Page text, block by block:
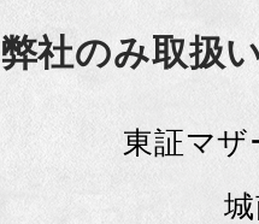
弊社のみ取扱
東証マザ